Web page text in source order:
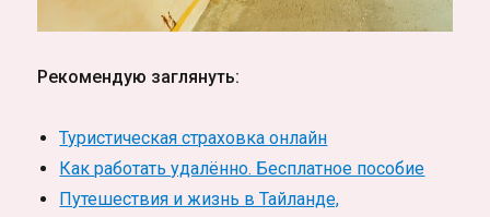
Рекомендую заглянуть:
Туристическая страховка онлайн
Как работать удалённо. Бесплатное пособие
Путешествия и жизнь в Тайланде,